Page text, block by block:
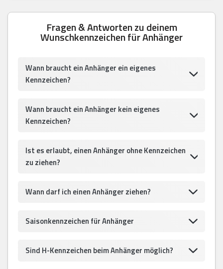
Fragen & Antworten zu deinem
Wunschkennzeichen für Anhänger
Wann braucht ein Anhänger ein eigenes
Kennzeichen?
Wann braucht ein Anhänger kein eigenes
Kennzeichen?
Ist es erlaubt, einen Anhänger ohne Kennzeichen
zu ziehen?
Wann darf ich einen Anhänger ziehen?
Saisonkennzeichen für Anhänger
Sind H-Kennzeichen beim Anhänger möglich?